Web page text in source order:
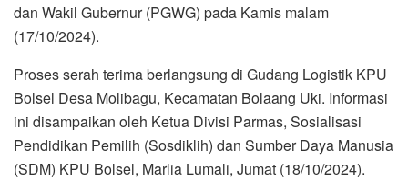
dan Wakil Gubernur (PGWG) pada Kamis malam
(17/10/2024).
Proses serah terima berlangsung di Gudang Logistik KPU
Bolsel Desa Molibagu, Kecamatan Bolaang Uki. Informasi
ini disampaikan oleh Ketua Divisi Parmas, Sosialisasi
Pendidikan Pemilih (Sosdiklih) dan Sumber Daya Manusia
(SDM) KPU Bolsel, Marlia Lumali, Jumat (18/10/2024).